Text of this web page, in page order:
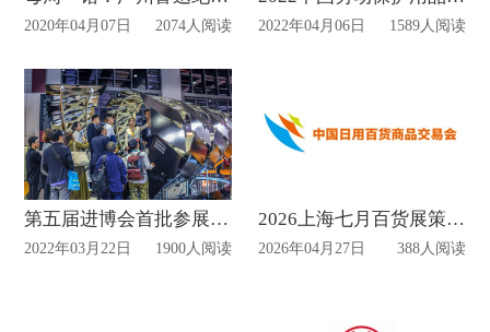
2020年04月07日 2074人阅读 2022年04月06日 1589人阅读
第五届进博会首批参展商名单公布
2022年03月22日 1900人阅读
2026上海七月百货展策划施工
2026年04月27日 388人阅读